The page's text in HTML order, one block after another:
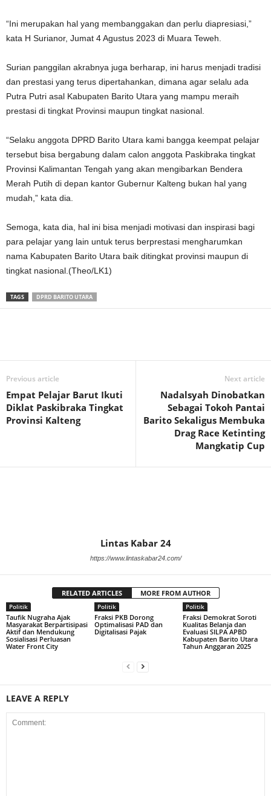
“Ini merupakan hal yang membanggakan dan perlu diapresiasi,”
kata H Surianor, Jumat 4 Agustus 2023 di Muara Teweh.
Surian panggilan akrabnya juga berharap, ini harus menjadi tradisi
dan prestasi yang terus dipertahankan, dimana agar selalu ada
Putra Putri asal Kabupaten Barito Utara yang mampu meraih
prestasi di tingkat Provinsi maupun tingkat nasional.
“Selaku anggota DPRD Barito Utara kami bangga keempat pelajar
tersebut bisa bergabung dalam calon anggota Paskibraka tingkat
Provinsi Kalimantan Tengah yang akan mengibarkan Bendera
Merah Putih di depan kantor Gubernur Kalteng bukan hal yang
mudah,” kata dia.
Semoga, kata dia, hal ini bisa menjadi motivasi dan inspirasi bagi
para pelajar yang lain untuk terus berprestasi mengharumkan
nama Kabupaten Barito Utara baik ditingkat provinsi maupun di
tingkat nasional.(Theo/LK1)
TAGS DPRD BARITO UTARA
Previous article
Empat Pelajar Barut Ikuti
Diklat Paskibraka Tingkat
Provinsi Kalteng
Next article
Nadalsyah Dinobatkan
Sebagai Tokoh Pantai
Barito Sekaligus Membuka
Drag Race Ketinting
Mangkatip Cup
Lintas Kabar 24
https://www.lintaskabar24.com/
RELATED ARTICLES MORE FROM AUTHOR
Politik
Taufik Nugraha Ajak
Masyarakat Berpartisipasi
Aktif dan Mendukung
Sosialisasi Perluasan
Water Front City
Politik
Fraksi PKB Dorong
Optimalisasi PAD dan
Digitalisasi Pajak
Politik
Fraksi Demokrat Soroti
Kualitas Belanja dan
Evaluasi SILPA APBD
Kabupaten Barito Utara
Tahun Anggaran 2025
LEAVE A REPLY